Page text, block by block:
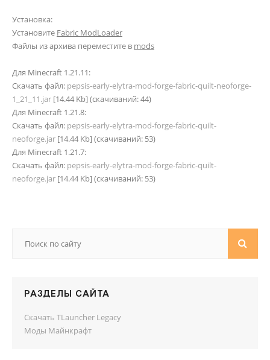
Установка:
Установите Fabric ModLoader
Файлы из архива переместите в mods
Для Minecraft 1.21.11:
Скачать файл: pepsis-early-elytra-mod-forge-fabric-quilt-neoforge-
1_21_11.jar [14.44 Kb] (cкачиваний: 44)
Для Minecraft 1.21.8:
Скачать файл: pepsis-early-elytra-mod-forge-fabric-quilt-
neoforge.jar [14.44 Kb] (cкачиваний: 53)
Для Minecraft 1.21.7:
Скачать файл: pepsis-early-elytra-mod-forge-fabric-quilt-
neoforge.jar [14.44 Kb] (cкачиваний: 53)
РАЗДЕЛЫ САЙТА
Скачать TLauncher Legacy
Моды Майнкрафт